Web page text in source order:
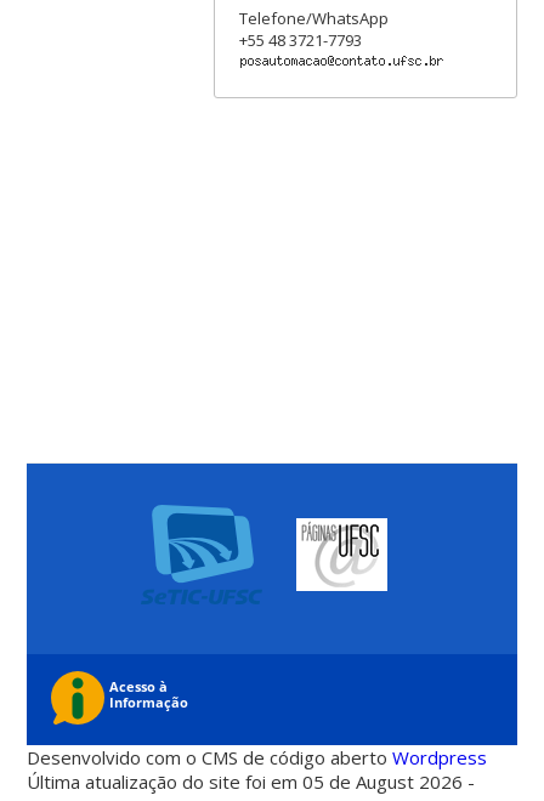
Telefone/WhatsApp
+55 48 3721-7793
Desenvolvido com o CMS de código abertoWordpress
Última atualização do site foi em 05 de August 2026 -